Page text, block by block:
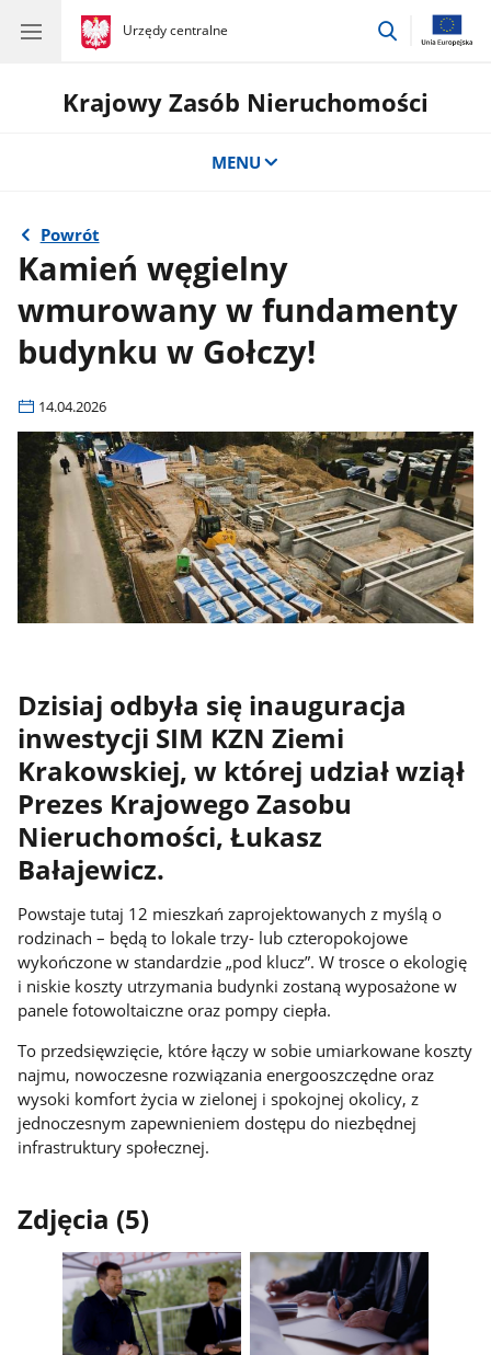
gov.pl
Urzędy centralne
gov.pl
Urzędy
przejdź
Krajowy Zasób Nieruchomości
MENU
Powrót
Kamień węgielny
wmurowany w fundamenty
budynku w Gołczy!
14.04.2026
Dzisiaj odbyła się inauguracja
inwestycji SIM KZN Ziemi
Krakowskiej, w której udział wziął
Prezes Krajowego Zasobu
Nieruchomości, Łukasz
Bałajewicz.
Powstaje tutaj 12 mieszkań zaprojektowanych z myślą o
rodzinach – będą to lokale trzy- lub czteropokojowe
wykończone w standardzie „pod klucz”. W trosce o ekologię
i niskie koszty utrzymania budynki zostaną wyposażone w
panele fotowoltaiczne oraz pompy ciepła.
To przedsięwzięcie, które łączy w sobie umiarkowane koszty
najmu, nowoczesne rozwiązania energooszczędne oraz
wysoki komfort życia w zielonej i spokojnej okolicy, z
jednoczesnym zapewnieniem dostępu do niezbędnej
infrastruktury społecznej.
Zdjęcia (5)